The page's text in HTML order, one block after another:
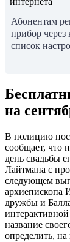
Абонентам
прибор через
список
на
В полицию
сообщает, что
день свадьбы
Лайтмана с
следующем
архиепископа
дружбы и
название
определить,